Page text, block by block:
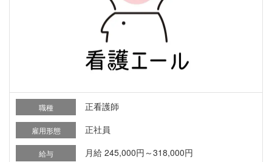
職種 正看護師
雇用形態 正社員
給与 月給 245,000円～318,000円